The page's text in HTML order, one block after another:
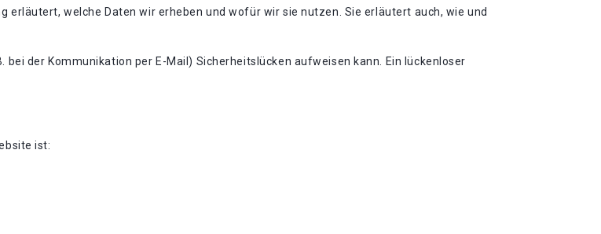
welche Daten wir erheben und wofür wir sie nutzen. Sie erläutert auch, wie und
der Kommunikation per E-Mail) Sicherheitslücken aufweisen kann. Ein lückenloser
ist: